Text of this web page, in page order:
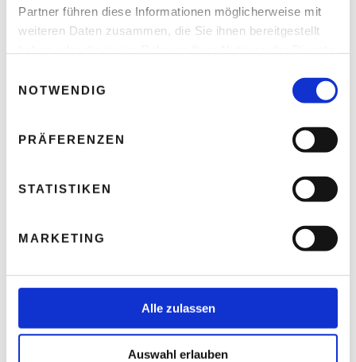
Partner führen diese Informationen möglicherweise mit
weiteren Daten zusammen, die Sie ihnen bereitgestellt
NOTWENDIG
PRÄFERENZEN
STATISTIKEN
MARKETING
Alle zulassen
Auswahl erlauben
KOMMENTAR*
E-MAIL-ADRESSE*